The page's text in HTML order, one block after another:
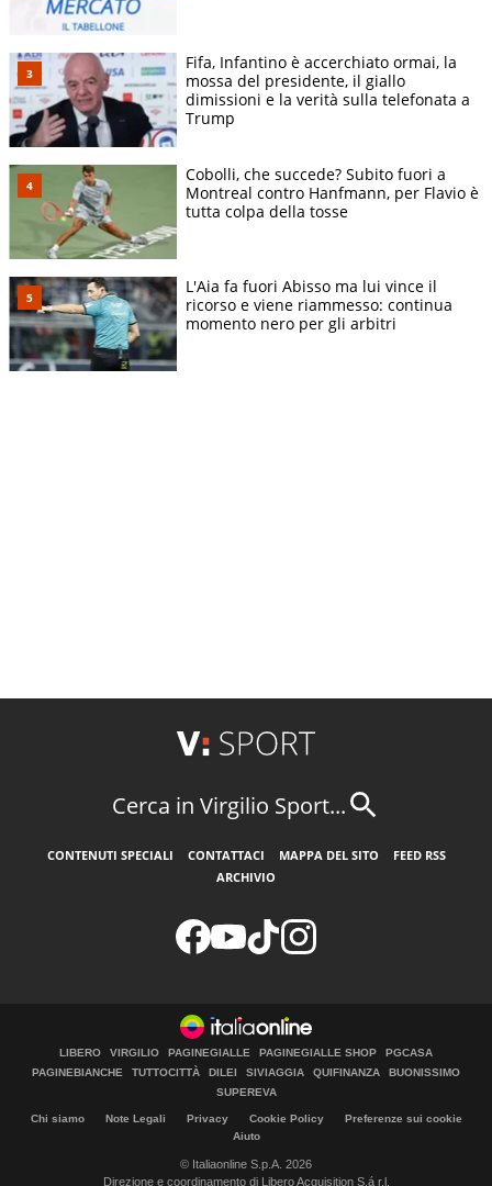
Fifa, Infantino è accerchiato ormai, la
mossa del presidente, il giallo
dimissioni e la verità sulla telefonata a
Trump
Cobolli, che succede? Subito fuori a
Montreal contro Hanfmann, per Flavio è
tutta colpa della tosse
L'Aia fa fuori Abisso ma lui vince il
ricorso e viene riammesso: continua
momento nero per gli arbitri
Cerca in Virgilio Sport...
CONTENUTI SPECIALI CONTATTACI MAPPA DEL SITO
FEED RSS
ARCHIVIO
LIBERO VIRGILIO PAGINEGIALLE PAGINEGIALLE SHOP
PGCASA
PAGINEBIANCHE
TUTTOCITTÀ DILEI SIVIAGGIA QUIFINANZA
BUONISSIMO
SUPEREVA
Chi siamo Note Legali Privacy Cookie Policy
Preferenze sui cookie
Aiuto
© Italiaonline S.p.A. 2026
Direzione e coordinamento di Libero Acquisition S.á r.l.